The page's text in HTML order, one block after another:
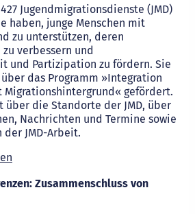
Jugendmigrationsdienste (JMD)
haben, junge Menschen mit
zu unterstützen, deren
verbessern und
und Partizipation zu fördern. Sie
über das Programm »Integration
Migrationshintergrund« gefördert.
über die Standorte der JMD, über
Nachrichten und Termine sowie
JMD-Arbeit.
Zusammenschluss von